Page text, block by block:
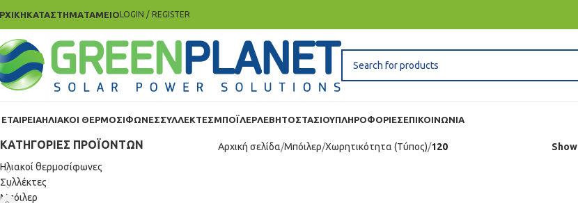
ΚΑΤΑΣΤΗΜΑΤΑΜΕΊΟLOGIN / REGISTER
ΗΛΙΑΚΟΊ ΘΕΡΜΟΣΊΦΩΝΕΣΣΥΛΛΈΚΤΕΣΜΠΌΙΛΕΡΛΕΒΗΤΟΣΤΑΣΊΟΥΠΛΗΡΟΦΟΡΙΕΣΕΠΙΚΟΙΝΩΝΙΑ
ΚΑΤΗΓΟΡΊΕΣ ΠΡΟΪΌΝΤΩΝ
Ηλιακοί θερμοσίφωνες
Συλλέκτες
Μπόιλερ
Αρχική σελίδα Μπόιλερ Χωρητικότητα (Τύπος) 120 Show